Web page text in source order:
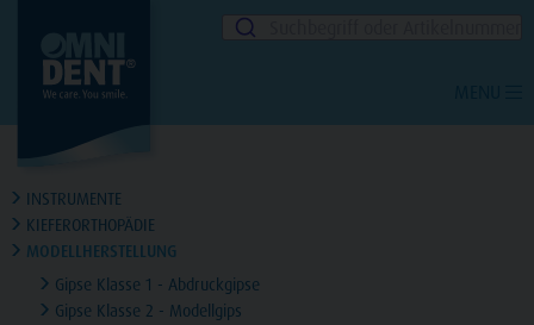
INSTRUMENTE
KIEFERORTHOPÄDIE
MODELLHERSTELLUNG
Gipse Klasse 1 - Abdruckgipse
Gipse Klasse 2 - Modellgips